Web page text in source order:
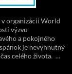
organizácii World
výzvu
a pokojného
je nevyhnutný
celého života. …